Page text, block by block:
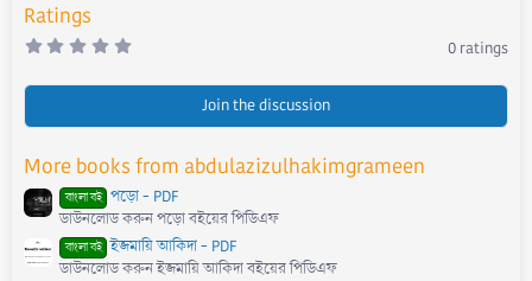
Ratings
0
0
(
)
0 ratings
Join the discussion
More books from abdulazizulhakimgrameen
বাংলা বই পড়ো - PDF
ডাউনলোড করুন পড়ো বইয়ের পিডিএফ
বাংলা বই ইজমায়ি আকিদা - PDF
ডাউনলোড করুন ইজমায়ি আকিদা বইয়ের পিডিএফ